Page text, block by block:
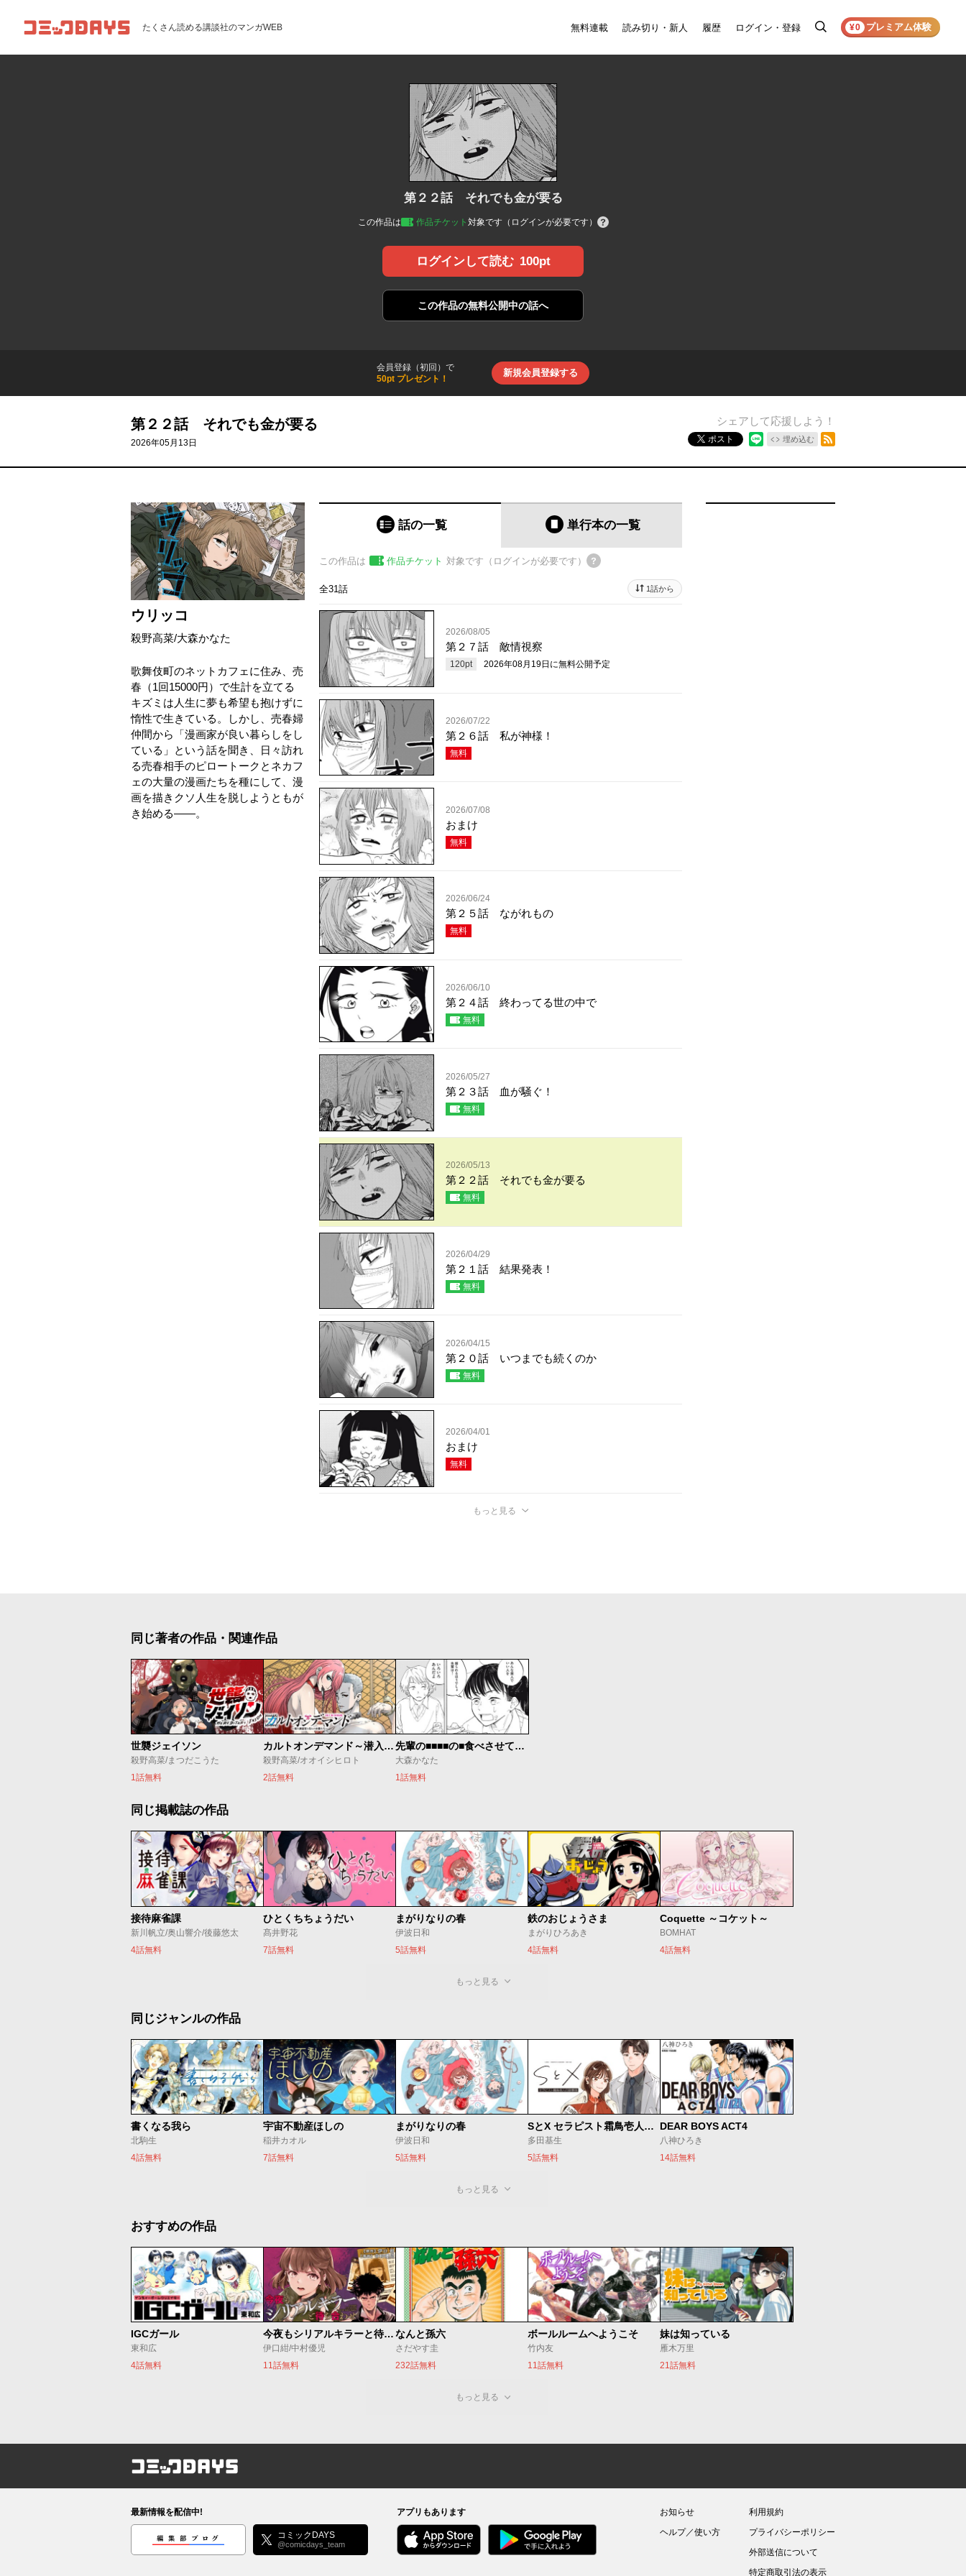
コミックDAYS たくさん読める講談社のマンガWEB 無料連載 読み切り・新人 履歴 ログイン・登録
検
¥0 プレミアム体験
第２２話 それでも金が要る
この作品は 作品チケット 対象です（ログインが必要です）
ログインして読む 100pt
この作品の無料公開中の話へ
会員登録（初回）で
50pt プレゼント！
新規会員登録する
第２２話 それでも金が要る
2026年05月13日
シェアして応援しよう！
ポスト 埋め込む
ウリッコ
殺野高菜/大森かなた
歌舞伎町のネットカフェに住み、売
春（1回15000円）で生計を立てる
キズミは人生に夢も希望も抱けずに
惰性で生きている。しかし、売春婦
仲間から「漫画家が良い暮らしをし
ている」という話を聞き、日々訪れ
る売春相手のピロートークとネカフ
ェの大量の漫画たちを種にして、漫
画を描きクソ人生を脱しようともが
き始める——。
話の一覧 単行本の一覧
この作品は 作品チケット 対象です（ログインが必要です）
全31話 1話から
2026/08/05
第２７話 敵情視察
120pt 2026年08月19日 に無料公開予定
2026/07/22
第２６話 私が神様！
無料
2026/07/08
おまけ
無料
2026/06/24
第２５話 ながれもの
無料
2026/06/10
第２４話 終わってる世の中で
無料
2026/05/27
第２３話 血が騒ぐ！
無料
2026/05/13
第２２話 それでも金が要る
無料
2026/04/29
第２１話 結果発表！
無料
2026/04/15
第２０話 いつまでも続くのか
無料
2026/04/01
おまけ
無料
もっと見る
同じ著者の作品・関連作品
世襲ジェイソン
殺野高菜/まつだこうた
1話無料
カルトオンデマンド～潜入捜査官と8人の女優たち～
殺野高菜/オオイシヒロト
2話無料
先輩の■■■■の■食べさせてください
大森かなた
1話無料
同じ掲載誌の作品
接待麻雀課
新川帆立/奥山響介/後藤悠太
4話無料
ひとくちちょうだい
髙井野花
7話無料
まがりなりの春
伊波日和
5話無料
鉄のおじょうさま
まがりひろあき
4話無料
Coquette ～コケット～
BOMHAT
4話無料
もっと見る
同じジャンルの作品
書くなる我ら
北駒生
4話無料
宇宙不動産ほしの
稲井カオル
7話無料
まがりなりの春
伊波日和
5話無料
SとX セラピスト霜鳥壱人の診察室
多田基生
5話無料
DEAR BOYS ACT4
八神ひろき
14話無料
もっと見る
おすすめの作品
IGCガール
東和広
4話無料
今夜もシリアルキラーと待ち合わせ
伊口紺/中村優児
11話無料
なんと孫六
さだやす圭
232話無料
ボールルームへようこそ
竹内友
11話無料
妹は知っている
雁木万里
21話無料
もっと見る
コミックDAYS
最新情報を配信中!
編集部ブログ コミックDAYS
@comicdays_team
アプリもあります
お知らせ
ヘルプ／使い方
利用規約
プライバシーポリシー
外部送信について
特定商取引法の表示